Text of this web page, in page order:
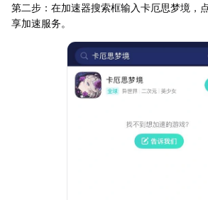
第二步：在加速器搜索框输入卡厄思梦境，
享加速服务。